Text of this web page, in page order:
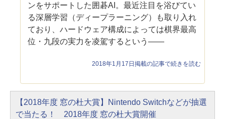
ンをサポートした囲碁AI。最近注目を浴びてい
る深層学習（ディープラーニング）も取り入れ
ており、ハードウェア構成によっては棋界最高
位・九段の実力を凌駕するという――
2018年1月17日掲載の記事で続きを読む
【2018年度 窓の杜大賞】Nintendo Switchなどが抽選
で当たる！ 2018年度 窓の杜大賞開催